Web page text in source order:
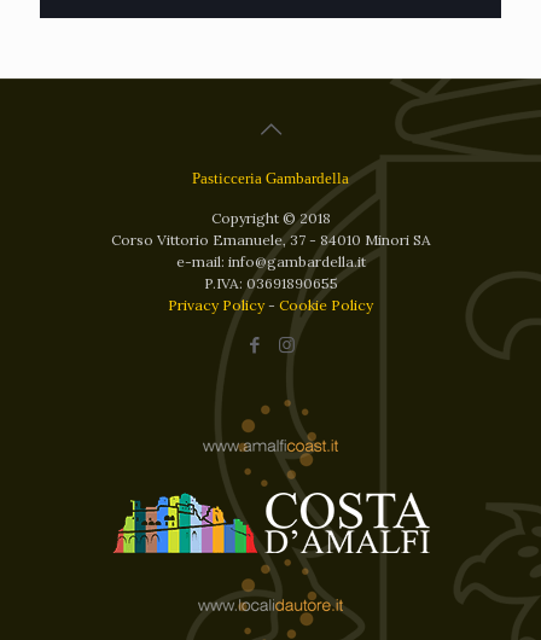
Pasticceria Gambardella
Copyright © 2018
Corso Vittorio Emanuele, 37 - 84010 Minori SA
e-mail: info@gambardella.it
P.IVA: 03691890655
Privacy Policy- Cookie Policy